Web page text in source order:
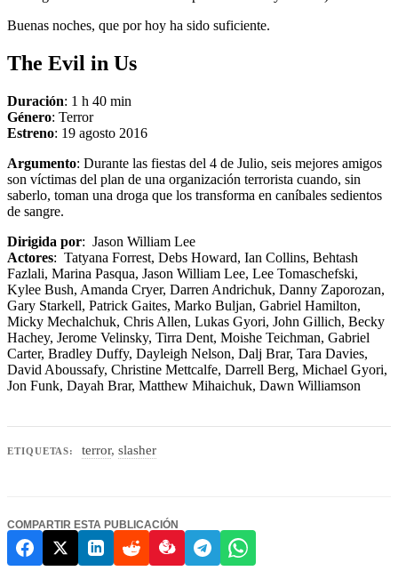
Buenas noches, que por hoy ha sido suficiente.
The Evil in Us
Duración: 1 h 40 min
Género: Terror
Estreno: 19 agosto 2016
Argumento: Durante las fiestas del 4 de Julio, seis mejores amigos
son víctimas del plan de una organización terrorista cuando, sin
saberlo, toman una droga que los transforma en caníbales sedientos
de sangre.
Dirigida por: Jason William Lee
Actores: Tatyana Forrest, Debs Howard, Ian Collins, Behtash
Fazlali, Marina Pasqua, Jason William Lee, Lee Tomaschefski,
Kylee Bush, Amanda Cryer, Darren Andrichuk, Danny Zaporozan,
Gary Starkell, Patrick Gaites, Marko Buljan, Gabriel Hamilton,
Micky Mechalchuk, Chris Allen, Lukas Gyori, John Gillich, Becky
Hachey, Jerome Velinsky, Tirra Dent, Moishe Teichman, Gabriel
Carter, Bradley Duffy, Dayleigh Nelson, Dalj Brar, Tara Davies,
David Aboussafy, Christine Mettcalfe, Darrell Berg, Michael Gyori,
Jon Funk, Dayah Brar, Matthew Mihaichuk, Dawn Williamson
ETIQUETAS: terror, slasher
COMPARTIR ESTA PUBLICACIÓN